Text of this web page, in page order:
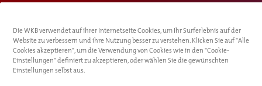
Die WKB verwendet auf ihrer Internetseite Cookies, um Ihr Surferlebnis auf der
Website zu verbessern und ihre Nutzung besser zu verstehen. Klicken Sie auf "Alle
Cookies akzeptieren", um die Verwendung von Cookies wie in den "Cookie-
Einstellungen" definiert zu akzeptieren, oder wählen Sie die gewünschten
Einstellungen selbst aus.